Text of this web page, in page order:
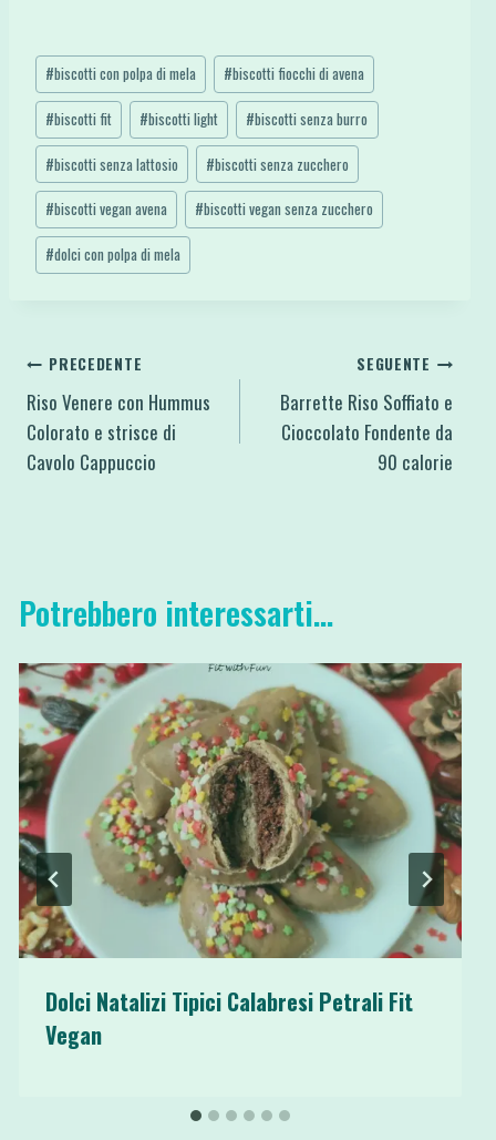
Tag
articolo:
#biscotti con polpa di mela #biscotti fiocchi di avena
#biscotti fit #biscotti light #biscotti senza burro
#biscotti senza lattosio #biscotti senza zucchero
#biscotti vegan avena #biscotti vegan senza zucchero
#dolci con polpa di mela
Navigazione
articoli
PRECEDENTE
Riso Venere con Hummus
Colorato e strisce di
Cavolo Cappuccio
SEGUENTE
Barrette Riso Soffiato e
Cioccolato Fondente da
90 calorie
Potrebbero interessarti...
Dolci Natalizi Tipici Calabresi Petrali Fit
Vegan